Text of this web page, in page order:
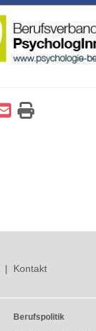
| Kontakt
Berufspolitik